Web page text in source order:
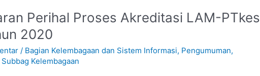
Perihal Proses Akreditasi LAM-PTkes
2020
/ Bagian Kelembagaan dan Sistem Informasi, Pengumuman,
Subbag Kelembagaan